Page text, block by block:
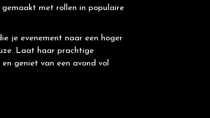
met rollen in populaire
je evenement naar een hoger
Laat haar prachtige
geniet van een avond vol